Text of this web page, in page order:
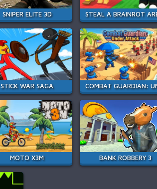
SNIPER ELITE 3D
STICK WAR SAGA
MOTO X3M BANK ROBBERY 3